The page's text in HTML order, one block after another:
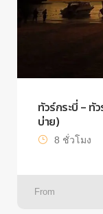
ทัวร์กระบี่ – ทั
บ่าย)
8 ชั่วโมง
From